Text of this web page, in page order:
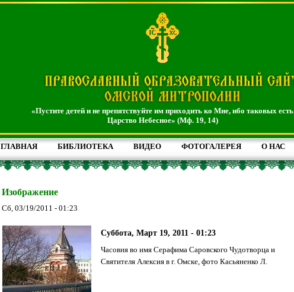
«Пустите детей и не препятствуйте им приходить ко Мне, ибо таковых есть
Царство Небесное» (Мф. 19, 14)
ГЛАВНАЯ БИБЛИОТЕКА ВИДЕО ФОТОГАЛЕРЕЯ О НАС
Изображение
Сб, 03/19/2011 - 01:23
Суббота, Март 19, 2011 - 01:23
Часовня во имя Серафима Саровского Чудотворца и
Святителя Алексия в г. Омске, фото Касьяненко Л.